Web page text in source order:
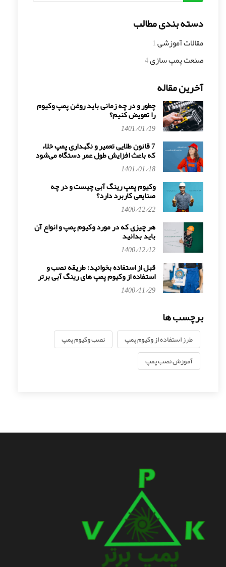
دسته بندی مطالب
مقالات آموزشی1
صنعت پمپ سازی4
آخرین مقاله
چطور و در چه زمانی باید روغن پمپ وکیوم
را تعویض کنیم؟
1401/01/19
7 قانون طلایی تعمیر و نگهداری پمپ خلاء
که باعث افزایش طول عمر دستگاه می‌شود
1401/01/18
وکیوم پمپ رینگ آبی چیست و در چه
صنایعی کاربرد دارد؟
1400/12/22
هر چیزی که در مورد وکیوم پمپ و انواع آن
باید بدانید
1400/12/12
قبل از استفاده بخوانید: طریقه نصب و
استفاده از وکیوم پمپ های رینگ آبی برتر
1400/11/29
برچسب ها
طرز استفاده از وکیوم پمپ
نصب وکیوم پمپ
آموزش نصب پمپ